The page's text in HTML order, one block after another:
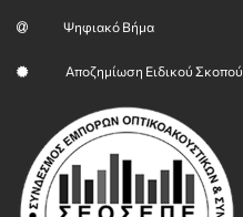
Ψηφιακό Βήμα
Αποζημίωση Ειδικού Σκοπού